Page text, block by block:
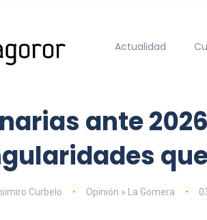
Actualidad
ante
Curbelo Opinión » La Gomera